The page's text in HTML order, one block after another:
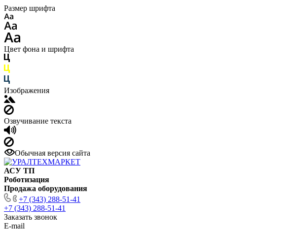
Размер шрифта
Цвет фона и шрифта
Изображения
Озвучивание текста
Обычная версия сайта
АСУ ТП
Роботизация
Продажа оборудования
+7 (343) 288-51-41
+7 (343) 288-51-41
Заказать звонок
E-mail